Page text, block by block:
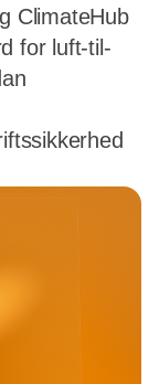
ClimateHub
for luft-til-